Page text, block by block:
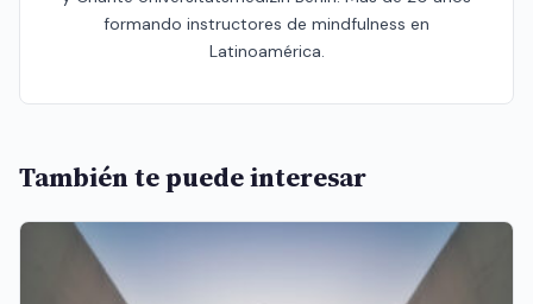
formando instructores de mindfulness en
Latinoamérica.
También te puede interesar